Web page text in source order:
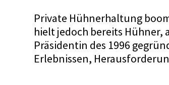
Private Hühnerhaltung
hielt jedoch bereits Hühner,
Präsidentin des 1996
Erlebnissen,